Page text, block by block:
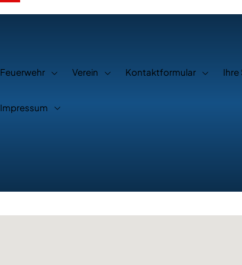
Feuerwehr Verein Kontaktformular Ihre
Impressum